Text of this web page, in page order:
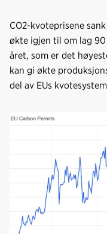
CO2-kvoteprisene
økte igjen til om lag
året, som er det
kan gi økte
del av EUs